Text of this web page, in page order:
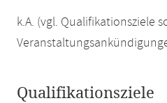
k.A. (vgl. Qualifikationsziele
Qualifikationsziele